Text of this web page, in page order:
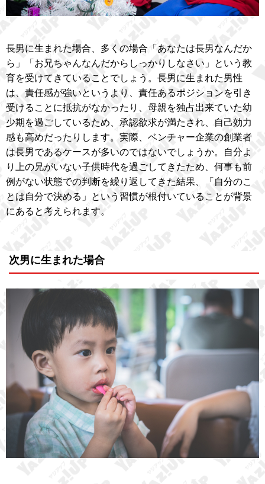
長男に生まれた場合、多くの場合「あなたは長男なんだか
ら」「お兄ちゃんなんだからしっかりしなさい」という教
育を受けてきていることでしょう。長男に生まれた男性
は、責任感が強いというより、責任あるポジションを引き
受けることに抵抗がなかったり、母親を独占出来ていた幼
少期を過ごしているため、承認欲求が満たされ、自己効力
感も高めだったりします。実際、ベンチャー企業の創業者
は長男であるケースが多いのではないでしょうか。自分よ
り上の兄がいない子供時代を過ごしてきたため、何事も前
例がない状態での判断を繰り返してきた結果、「自分のこ
とは自分で決める」という習慣が根付いていることが背景
にあると考えられます。
次男に生まれた場合